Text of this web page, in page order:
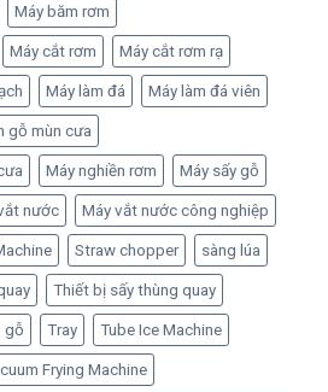
Máy băm rơm
Máy cắt rơm Máy cắt rơm rạ
Máy làm đá Máy làm đá viên
gỗ mùn cưa
Máy nghiền rơm Máy sấy gỗ
nước Máy vắt nước công nghiệp
Straw chopper sàng lúa
Thiết bị sấy thùng quay
gỗ Tray Tube Ice Machine
Frying Machine